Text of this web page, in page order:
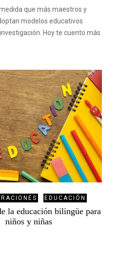
que más maestros y
modelos educativos
Hoy te cuento más
EDUCACIÓN
la educación bilingüe para
niños y niñas